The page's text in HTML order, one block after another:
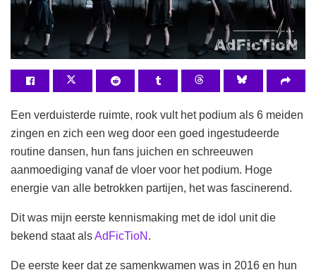
Een verduisterde ruimte, rook vult het podium als 6 meiden
zingen en zich een weg door een goed ingestudeerde
routine dansen, hun fans juichen en schreeuwen
aanmoediging vanaf de vloer voor het podium. Hoge
energie van alle betrokken partijen, het was fascinerend.
Dit was mijn eerste kennismaking met de idol unit die
bekend staat alsAdFicTioN .
De eerste keer dat ze samenkwamen was in 2016 en hun